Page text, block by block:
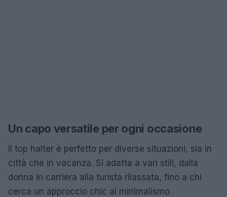
Un capo versatile per ogni occasione
Il top halter è perfetto per diverse situazioni, sia in
città che in vacanza. Si adatta a vari stili, dalla
donna in carriera alla turista rilassata, fino a chi
cerca un approccio chic al minimalismo